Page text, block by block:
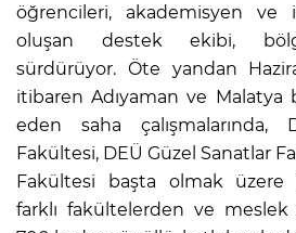
öğrencileri, akademisyen ve
oluşan destek ekibi,
sürdürüyor. Öte yandan
itibaren Adıyaman ve Malatya
eden saha
Fakültesi, DEÜ Güzel Sanatlar
Fakültesi başta olmak üzere
farklı fakültelerden ve meslek